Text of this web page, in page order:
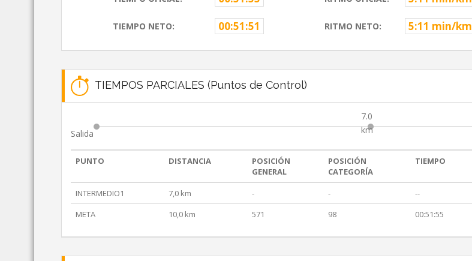
TIEMPO NETO: 00:51:51 RITMO NETO: 5:11 min/km
TIEMPOS PARCIALES (Puntos de Control)
Salida
7.0
km
PUNTO DISTANCIA
POSICIÓN
GENERAL
POSICIÓN
CATEGORÍA
TIEMPO
INTERMEDIO1 7,0 km - -
--
META
10,0 km 571 98 00:51:55